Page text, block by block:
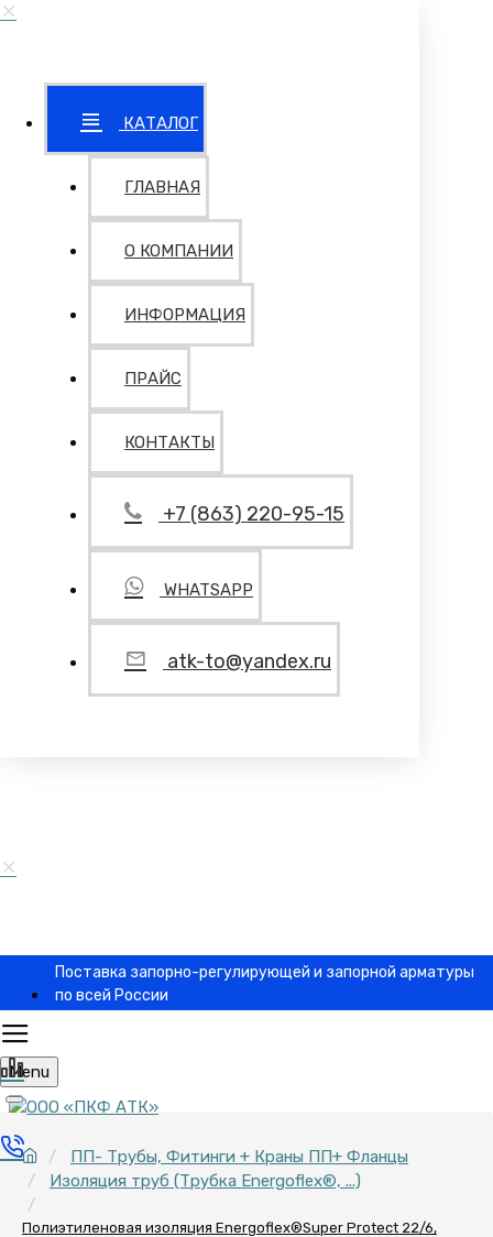
КАТАЛОГ
ГЛАВНАЯ
О КОМПАНИИ
ИНФОРМАЦИЯ
ПРАЙС
КОНТАКТЫ
+7 (863) 220-95-15
WHATSAPP
atk-to@yandex.ru
Поставка запорно-регулирующей и запорной арматуры
по всей России
Menu
ПП- Трубы, Фитинги + Краны ПП+ Фланцы
Изоляция труб (Трубка Energoflex®, ...)
Полиэтиленовая изоляция Energoflex®Super Protect 22/6,